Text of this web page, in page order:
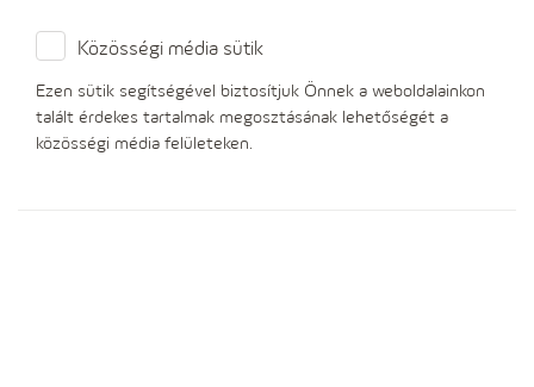
Ügyintézés
Szolgáltatások
Közösségi média sütik
Ezen sütik segítségével biztosítjuk Önnek a weboldalainkon
talált érdekes tartalmak megosztásának lehetőségét a
közösségi média felületeken.